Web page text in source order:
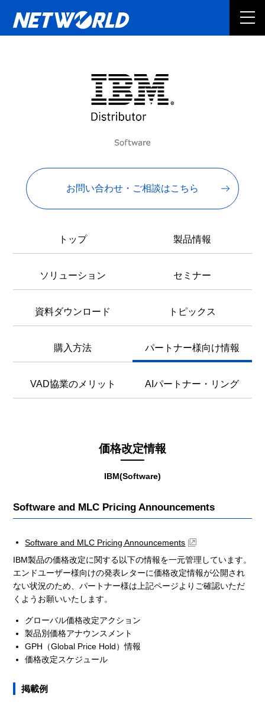
お問い合わせ・ご相談はこちら
トップ 製品情報
ソリューション セミナー
資料ダウンロード トピックス
購入方法 パートナー様向け情報
VAD協業のメリット AIパートナー・リング
IBM(Software)
価格改定情報
Software and MLC Pricing Announcements
Software and MLC Pricing Announcements
IBM製品の価格改定に関する以下の情報を一元管理しています。
エンドユーザー様向けの発表レターに価格改定情報が公開され
ない状況のため、パートナー様は上記ページよりご確認いただ
くようお願いいたします。
グローバル価格改定アクション
製品別価格アナウンスメント
GPH（Global Price Hold）情報
価格改定スケジュール
掲載例